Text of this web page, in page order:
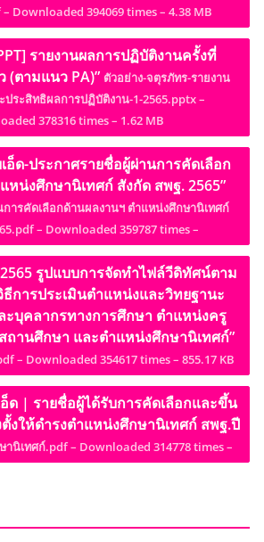
Downloaded 394069 times – 4.38 MB
รายงานผลการปฏิบัติงานครั้งที่
(ตามแนว PA)” ตัวอย่าง-จตุรภัทร-รายงาน
ระสิทธิผลการปฏิบัติงาน-1-2565.pptx –
378316 times – 1.62 MB
อ็ด-ประกาศรายชื่อผู้ผ่านการคัดเลือก
หน่งศึกษานิเทศก์ สังกัด สพฐ. 2565”
ารคัดเลือกด้านผลงานฯ ตำแหน่งศึกษานิเทศก์
– Downloaded 359787 times –
รูปแบบการจัดทำไฟล์วีดิทัศน์ตาม
การประเมินตำแหน่งและวิทยฐานะ
ะบุคลากรทางการศึกษา ตำแหน่งครู
ถานศึกษา และตำแหน่งศึกษานิเทศก์”
– Downloaded 354617 times – 855.17 KB
อ็ด | รายชื่อผู้ได้รับการคัดเลือกและขึ้น
งให้ดำรงตำแหน่งศึกษานิเทศก์ สพฐ.ปี
านิเทศก์.pdf – Downloaded 314778 times –